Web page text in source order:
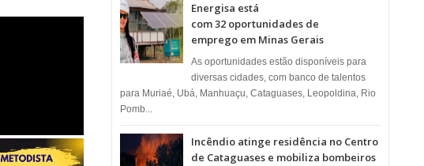
Energisa está
com 32 oportunidades de
emprego em Minas Gerais
As oportunidades estão disponíveis para
diversas cidades, com banco de talentos
para Muriaé, Ubá, Manhuaçu, Cataguases, Leopoldina, Rio
Pomb...
Incêndio atinge residência no Centro
de Cataguases e mobiliza bombeiros